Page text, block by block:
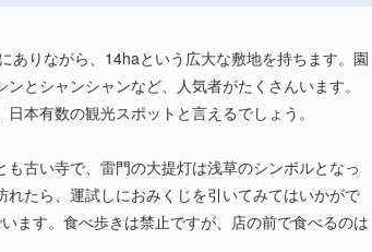
ありながら、14haという広大な敷地を持ちます。園
とシャンシャンなど、人気者がたくさんいます。
本有数の観光スポットと言えるでしょう。
古い寺で、雷門の大提灯は浅草のシンボルとなっ
たら、運試しにおみくじを引いてみてはいかがで
ます。食べ歩きは禁止ですが、店の前で食べるのは